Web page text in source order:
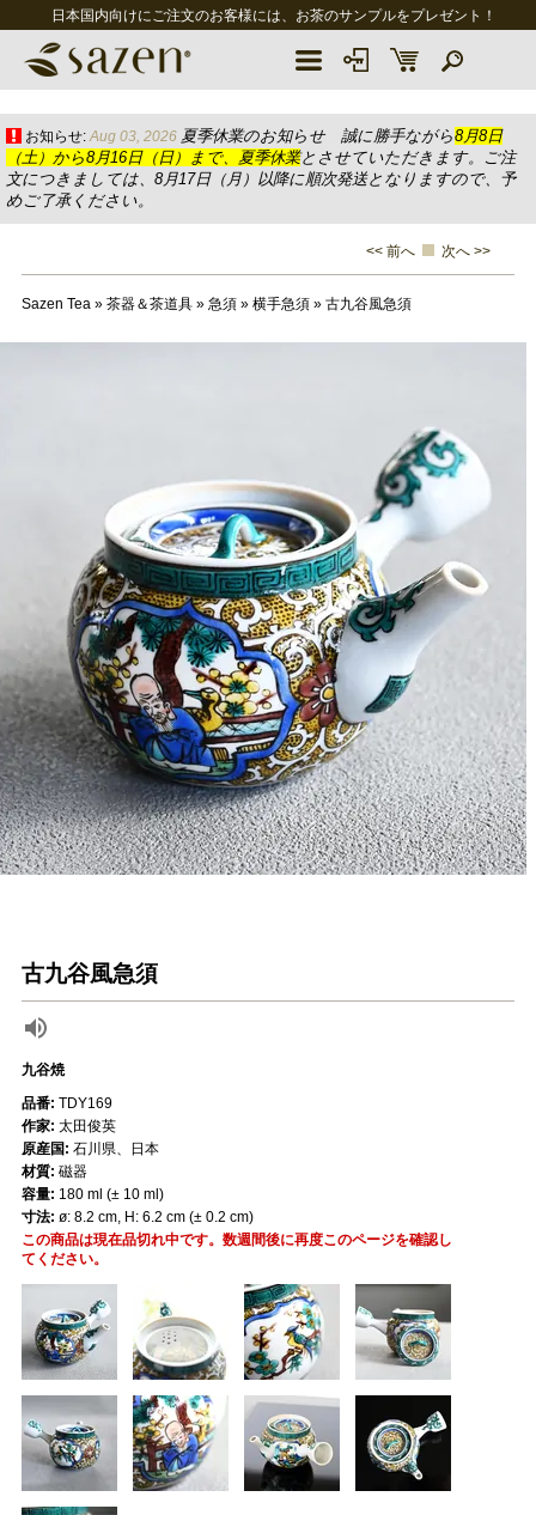
日本国内向けにご注文のお客様には、お茶のサンプルをプレゼント！
お知らせ: Aug 03, 2026 夏季休業のお知らせ 誠に勝手ながら8月8日
（土）から8月16日（日）まで、夏季休業とさせていただきます。ご注
文につきましては、8月17日（月）以降に順次発送となりますので、予
めご了承ください。
<< 前へ 次へ >>
Sazen Tea» 茶器＆茶道具» 急須» 横手急須» 古九谷風急須
古九谷風急須
九谷焼
品番: TDY169
作家: 太田俊英
原産国: 石川県、日本
材質: 磁器
容量: 180 ml (± 10 ml)
寸法: ø: 8.2 cm, H: 6.2 cm (± 0.2 cm)
この商品は現在品切れ中です。数週間後に再度このページを確認し
てください。